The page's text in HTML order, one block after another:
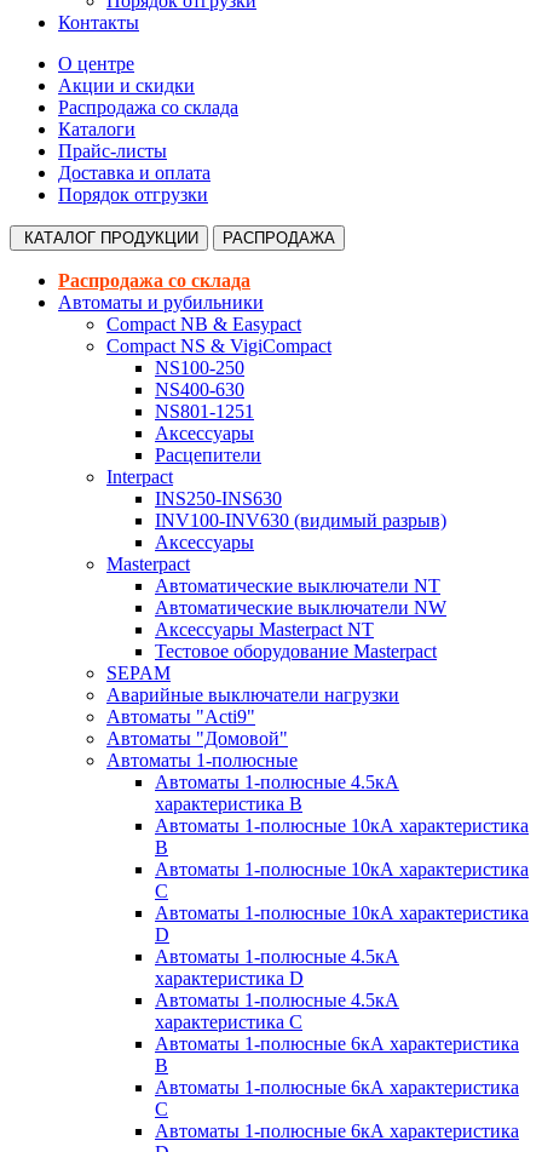
Контакты
О центре
Акции и скидки
Распродажа со склада
Каталоги
Прайс-листы
Доставка и оплата
Порядок отгрузки
КАТАЛОГ ПРОДУКЦИИ РАСПРОДАЖА
Распродажа со склада
Автоматы и рубильники
Compact NB & Easypact
Compact NS & VigiCompact
NS100-250
NS400-630
NS801-1251
Аксессуары
Расцепители
Interpact
INS250-INS630
INV100-INV630 (видимый разрыв)
Аксессуары
Masterpact
Автоматические выключатели NT
Автоматические выключатели NW
Аксессуары Masterpact NT
Тестовое оборудование Masterpact
SEPAM
Аварийные выключатели нагрузки
Автоматы "Acti9"
Автоматы "Домовой"
Автоматы 1-полюсные
Автоматы 1-полюсные 4.5кА
характеристика В
Автоматы 1-полюсные 10кА характеристика
B
Автоматы 1-полюсные 10кА характеристика
C
Автоматы 1-полюсные 10кА характеристика
D
Автоматы 1-полюсные 4.5кА
характеристика D
Автоматы 1-полюсные 4.5кА
характеристика С
Автоматы 1-полюсные 6кА характеристика
B
Автоматы 1-полюсные 6кА характеристика
C
Автоматы 1-полюсные 6кА характеристика